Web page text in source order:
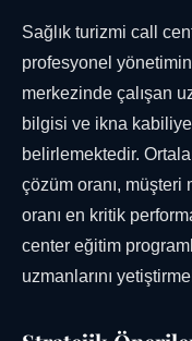
Sağlık turizmi call
profesyonel
merkezinde çalışan
bilgisi ve ikna
belirlemektedir.
çözüm oranı,
oranı en kritik
center eğitim
uzmanlarını